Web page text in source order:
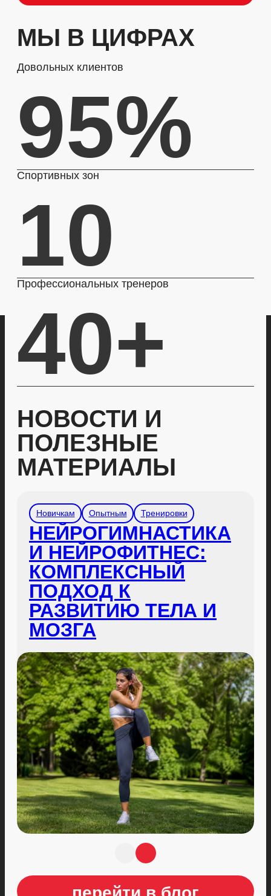
МЫ В ЦИФРАХ
Довольных клиентов
95%
Спортивных зон
10
Профессиональных тренеров
40+
НОВОСТИ И
ПОЛЕЗНЫЕ
МАТЕРИАЛЫ
Новичкам Опытным Тренировки
НЕЙРОГИМНАСТИКА
И НЕЙРОФИТНЕС:
КОМПЛЕКСНЫЙ
ПОДХОД К
РАЗВИТИЮ ТЕЛА И
МОЗГА